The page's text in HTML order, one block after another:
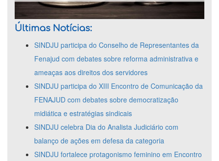
Últimas Notícias:
SINDJU participa do Conselho de Representantes da
Fenajud com debates sobre reforma administrativa e
ameaças aos direitos dos servidores
SINDJU participa do XIII Encontro de Comunicação da
FENAJUD com debates sobre democratização
midiática e estratégias sindicais
SINDJU celebra Dia do Analista Judiciário com
balanço de ações em defesa da categoria
SINDJU fortalece protagonismo feminino em Encontro